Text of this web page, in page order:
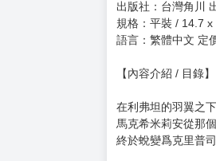
購買評價限制
橡樹之下 (2)
상수리나무 아래 (2)